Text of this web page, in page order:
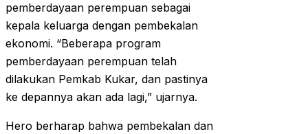
pemberdayaan perempuan sebagai
kepala keluarga dengan pembekalan
ekonomi. “Beberapa program
pemberdayaan perempuan telah
dilakukan Pemkab Kukar, dan pastinya
ke depannya akan ada lagi,” ujarnya.
Hero berharap bahwa pembekalan dan